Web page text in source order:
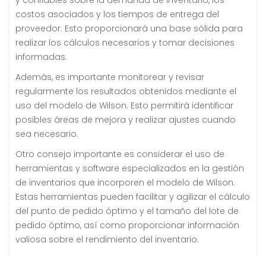
costos asociados y los tiempos de entrega del
proveedor. Esto proporcionará una base sólida para
realizar los cálculos necesarios y tomar decisiones
informadas.
Además, es importante monitorear y revisar
regularmente los resultados obtenidos mediante el
uso del modelo de Wilson. Esto permitirá identificar
posibles áreas de mejora y realizar ajustes cuando
sea necesario.
Otro consejo importante es considerar el uso de
herramientas y software especializados en la gestión
de inventarios que incorporen el modelo de Wilson.
Estas herramientas pueden facilitar y agilizar el cálculo
del punto de pedido óptimo y el tamaño del lote de
pedido óptimo, así como proporcionar información
valiosa sobre el rendimiento del inventario.